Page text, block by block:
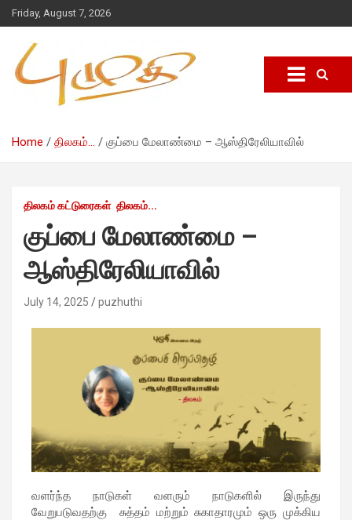
Friday, August 7, 2026
Home திலகம்... குப்பை மேலாண்மை – ஆஸ்திரேலியாவில்
திலகம் கட்டுரைகள் திலகம்...
குப்பை மேலாண்மை –
ஆஸ்திரேலியாவில்
July 14, 2025 puzhuthi
வளர்ந்த நாடுகள் வளரும் நாடுகளில் இருந்து
வேறுபடுவதற்கு சுத்தம் மற்றும் சுகாதாரமும் ஒரு முக்கிய